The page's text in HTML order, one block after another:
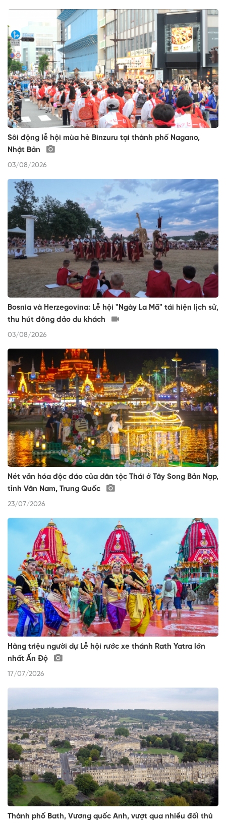
Sôi động lễ hội mùa hè Binzuru tại thành phố Nagano,
Nhật Bản
03/08/2026
Bosnia và Herzegovina: Lễ hội "Ngày La Mã" tái hiện lịch sử,
thu hút đông đảo du khách
03/08/2026
Nét văn hóa độc đáo của dân tộc Thái ở Tây Song Bản Nạp,
tỉnh Vân Nam, Trung Quốc
23/07/2026
Hàng triệu người dự Lễ hội rước xe thánh Rath Yatra lớn
nhất Ấn Độ
17/07/2026
Thành phố Bath, Vương quốc Anh, vượt qua nhiều đối thủ